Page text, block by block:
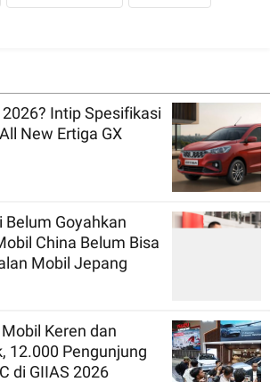
Intip Spesifikasi
New Ertiga GX
Belum Goyahkan
China Belum Bisa
Mobil Jepang
Keren dan
12.000 Pengunjung
di GIIAS 2026